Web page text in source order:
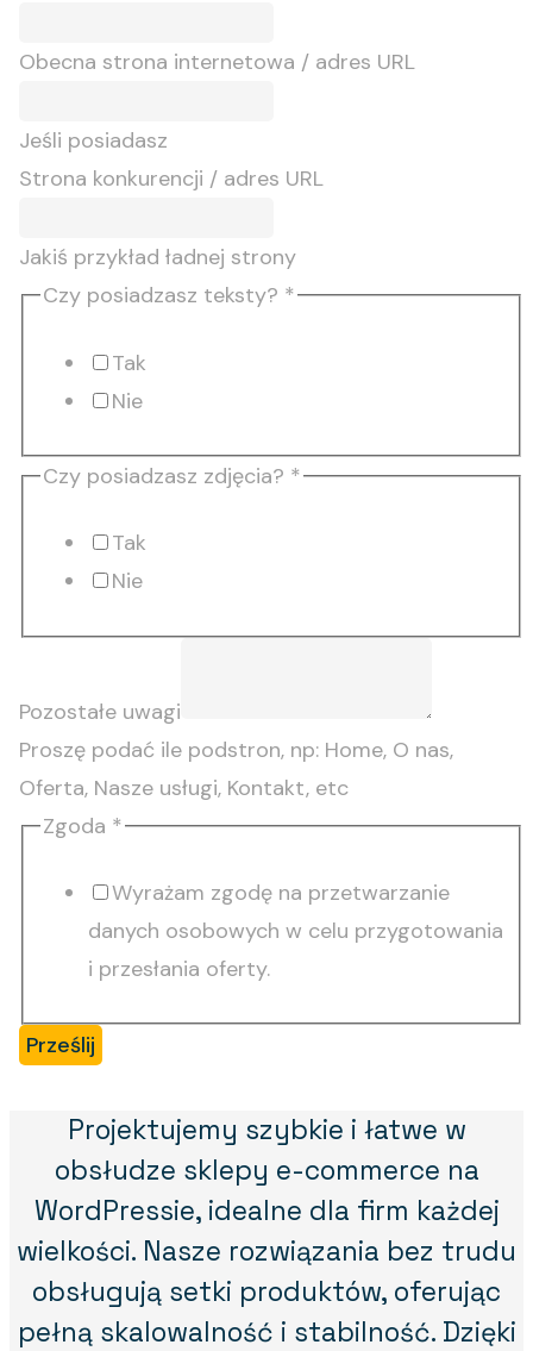
Obecna strona internetowa / adres URL
Jeśli posiadasz
Strona konkurencji / adres URL
Jakiś przykład ładnej strony
* Czy posiadzasz teksty? *
Tak
Nie
Czy posiadzasz zdjęcia? *
Tak
Nie
Pozostałe uwagi
Proszę podać ile podstron, np: Home, O nas,
Oferta, Nasze usługi, Kontakt, etc
Zgoda *
Wyrażam zgodę na przetwarzanie
danych osobowych w celu przygotowania
i przesłania oferty.
Prześlij
Projektujemy szybkie i łatwe w
obsłudze sklepy e-commerce na
WordPressie, idealne dla firm każdej
wielkości. Nasze rozwiązania bez trudu
obsługują setki produktów, oferując
pełną skalowalność i stabilność. Dzięki